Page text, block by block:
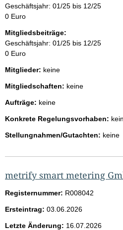
Geschäftsjahr: 01/25 bis 12/25
0 Euro
Mitgliedsbeiträge:
Geschäftsjahr: 01/25 bis 12/25
0 Euro
Mitglieder: keine
Mitgliedschaften: keine
Aufträge: keine
Konkrete Regelungsvorhaben:
Stellungnahmen/Gutachten: keine
metrify smart metering
Registernummer: R008042
Ersteintrag: 03.06.2026
Letzte Änderung: 16.07.2026